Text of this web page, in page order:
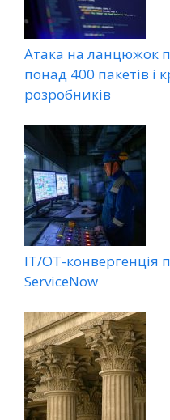
Атака на ланцюжок
понад 400 пакетів і
розробників
ІТ/ОТ-конвергенція
ServiceNow